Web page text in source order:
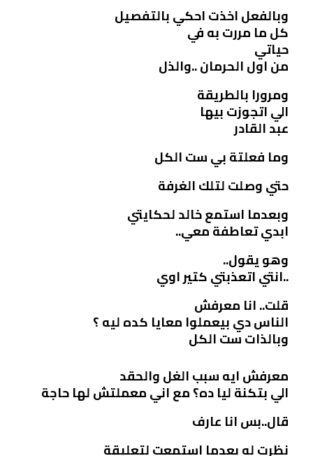
وبالفعل اخذت احكي بالتفصيل
كل ما مررت به في
حياتي
من اول الحرمان ..والذل
ومرورا بالطريقة
الي اتجوزت بيها
عبد القادر
وما فعلتة بي ست الكل
حتي وصلت لتلك الغرفة
وبعدما استمع خالد لحكايتي
ابدي تعاطفة معي..
وهو يقول..
..انتي اتعذبتي كتير اوي
قلت.. انا معرفش
الناس دي بيعملوا معايا كده ليه ؟
وبالذات ست الكل
معرفش ايه سبب الغل والحقد
الي بتكنة ليا ده؟ مع اني معملتش لها حاجة
قال..بس انا عارف
نظرت له بعدما استمعت لتعليقة